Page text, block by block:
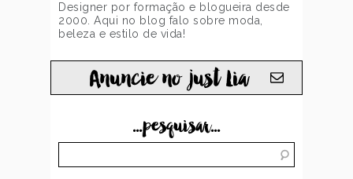
Designer por formação e blogueira desde
2000. Aqui no blog falo sobre moda,
beleza e estilo de vida!
Anuncie no just Lia
...pesquisar...